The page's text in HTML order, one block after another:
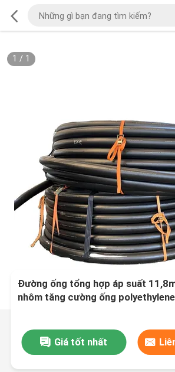
1 / 1
Đường ống tổng hợp áp suất
nhôm tăng cường ống
Giá tốt nhất